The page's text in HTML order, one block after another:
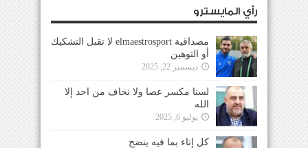
رأي المايسترو
مصداقية elmaestrosport لا تقبل التشكيك
أو التوهين
ديسمبر 22, 2025
لسنا مكسر عصا ولا نخاف من احد إلا
الله
يوليو 6, 2025
كل إناء بما فيه ينضح